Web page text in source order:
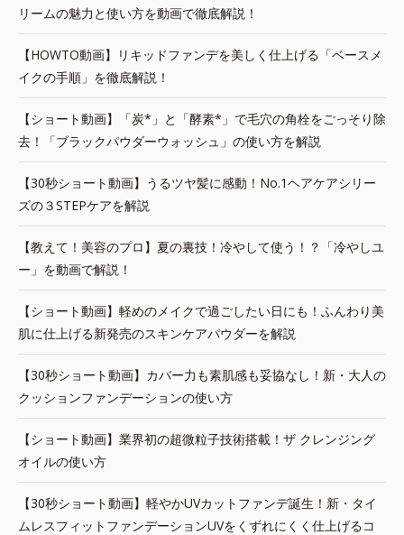
リームの魅力と使い方を動画で徹底解説！
【HOWTO動画】リキッドファンデを美しく仕上げる「ベースメ
イクの手順」を徹底解説！
【ショート動画】「炭*」と「酵素*」で毛穴の角栓をごっそり除
去！「ブラックパウダーウォッシュ」の使い方を解説
【30秒ショート動画】うるツヤ髪に感動！No.1ヘアケアシリー
ズの３STEPケアを解説
【教えて！美容のプロ】夏の裏技！冷やして使う！？「冷やしユ
ー」を動画で解説！
【ショート動画】軽めのメイクで過ごしたい日にも！ふんわり美
肌に仕上げる新発売のスキンケアパウダーを解説
【30秒ショート動画】カバー力も素肌感も妥協なし！新・大人の
クッションファンデーションの使い方
【ショート動画】業界初の超微粒子技術搭載！ザ クレンジング
オイルの使い方
【30秒ショート動画】軽やかUVカットファンデ誕生！新・タイ
ムレスフィットファンデーションUVをくずれにくく仕上げるコ